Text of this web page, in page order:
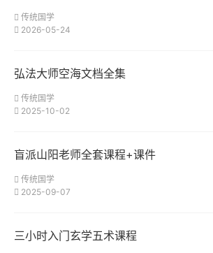
传统国学
2026-05-24
弘法大师空海文档全集
传统国学
2025-10-02
盲派山阳老师全套课程+课件
传统国学
2025-09-07
三小时入门玄学五术课程